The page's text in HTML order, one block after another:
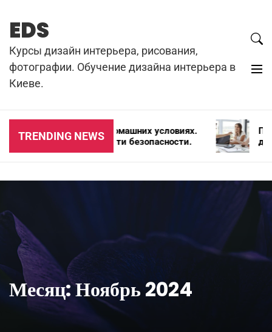
content
EDS
Курсы дизайн интерьера, рисования,
фотографии. Обучение дизайна интерьера в
Киеве.
TRENDING NEWS
Резка бетона в домашних условиях.
Цена и особенности безопасности.
для
Месяц:Ноябрь 2024